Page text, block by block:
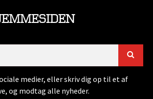
medier, eller skriv dig op til et af
og modtag alle nyheder.